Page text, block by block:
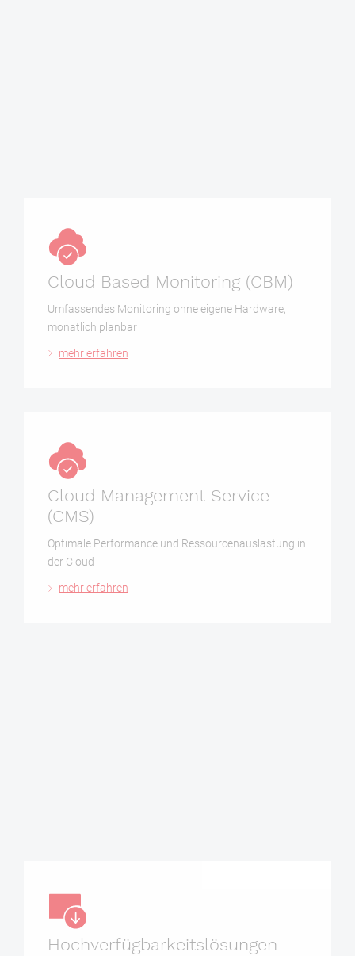
Cloud Based Monitoring (CBM)
Umfassendes Monitoring ohne eigene Hardware,
monatlich planbar
mehr erfahren
Cloud Management Service
(CMS)
Optimale Performance und Ressourcenauslastung in
der Cloud
mehr erfahren
Hochverfügbar­keitslösungen